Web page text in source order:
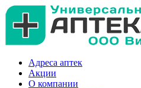
Адреса аптек
Акции
О компании